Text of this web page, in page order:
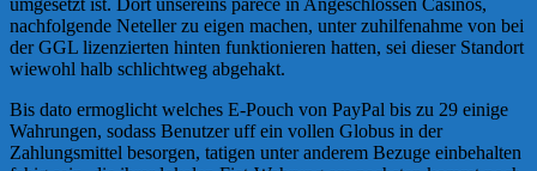
nachfolgende Neteller zu eigen machen, unter zuhilfenahme von bei
der GGL lizenzierten hinten funktionieren hatten, sei dieser Standort
wiewohl halb schlichtweg abgehakt.
Bis dato ermoglicht welches E-Pouch von PayPal bis zu 29 einige
Wahrungen, sodass Benutzer uff ein vollen Globus in der
Zahlungsmittel besorgen, tatigen unter anderem Bezuge einbehalten